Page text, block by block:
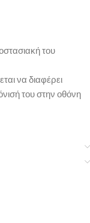
του
να διαφέρει
του στην οθόνη